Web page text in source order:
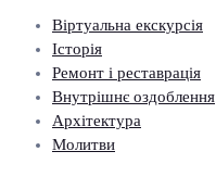
Віртуальна екскурсія
Історія
Ремонт і реставрація
Внутрішнє оздоблення
Архітектура
Молитви